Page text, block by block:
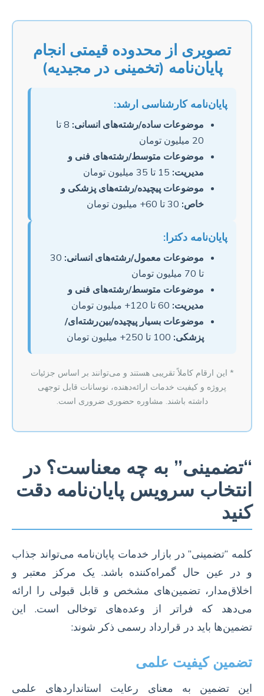
تصویری از محدوده قیمتی انجام
پایان‌نامه (تخمینی در مجیدیه)
پایان‌نامه کارشناسی ارشد:
موضوعات ساده/رشته‌های انسانی:
8 تا
20 میلیون تومان
موضوعات متوسط/رشته‌های فنی و
مدیریت:
موضوعات پیچیده/رشته‌های پزشکی و
خاص:
پایان‌نامه دکترا:
موضوعات معمول/رشته‌های انسانی: 30
تا 70 میلیون تومان
موضوعات متوسط/رشته‌های فنی و
مدیریت:
موضوعات بسیار پیچیده/بین‌رشته‌ای/
پزشکی:
* این ارقام کاملاً تقریبی هستند و می‌توانند بر اساس جزئیات
پروژه و کیفیت خدمات ارائه‌دهنده، نوسانات قابل توجهی
داشته باشند. مشاوره حضوری ضروری است.
“تضمینی” به چه معناست؟ در
انتخاب سرویس پایان‌نامه دقت
کنید
کلمه “تضمینی” در بازار خدمات پایان‌نامه می‌تواند جذاب
و در عین حال گمراه‌کننده باشد. یک مرکز معتبر و
اخلاق‌مدار، تضمین‌های مشخص و قابل قبولی را ارائه
می‌دهد که فراتر از وعده‌های توخالی است. این
تضمین‌ها باید در قرارداد رسمی ذکر شوند:
تضمین کیفیت علمی
این تضمین به معنای رعایت استانداردهای علمی